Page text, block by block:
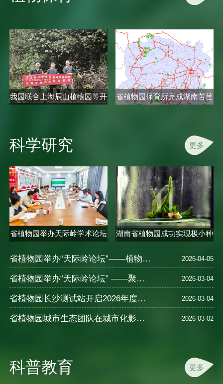
我园联合上海辰山植物园等开
省植物园保育所完成湖南苦苣
科学研究 更多
省植物园举办天际岭学术论坛
湖南省植物园成功实现极小种
省植物园举办“天际岭论坛”——植物的多样性、保育、种质创新及应用—以秋海棠为例 2026-04-05
省植物园举办“天际岭论坛” ——聚焦植物健康智慧与中医养生 2026-03-04
省植物园长沙测试站开启2026年度樱花新品种测试 2026-03-04
省植物园城市生态团队在城市化影响湿地N2O排放及氮循环机制研究中取得进展 2026-03-02
科普教育 更多